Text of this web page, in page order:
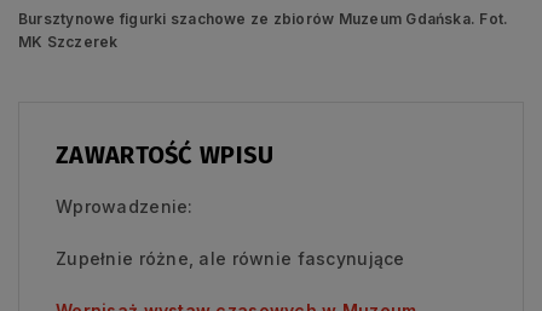
Bursztynowe figurki szachowe ze zbiorów Muzeum Gdańska. Fot.
MK Szczerek
ZAWARTOŚĆ WPISU
Wprowadzenie:
Zupełnie różne, ale równie fascynujące